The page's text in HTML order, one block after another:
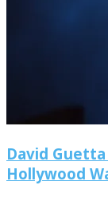
David
Hollywood